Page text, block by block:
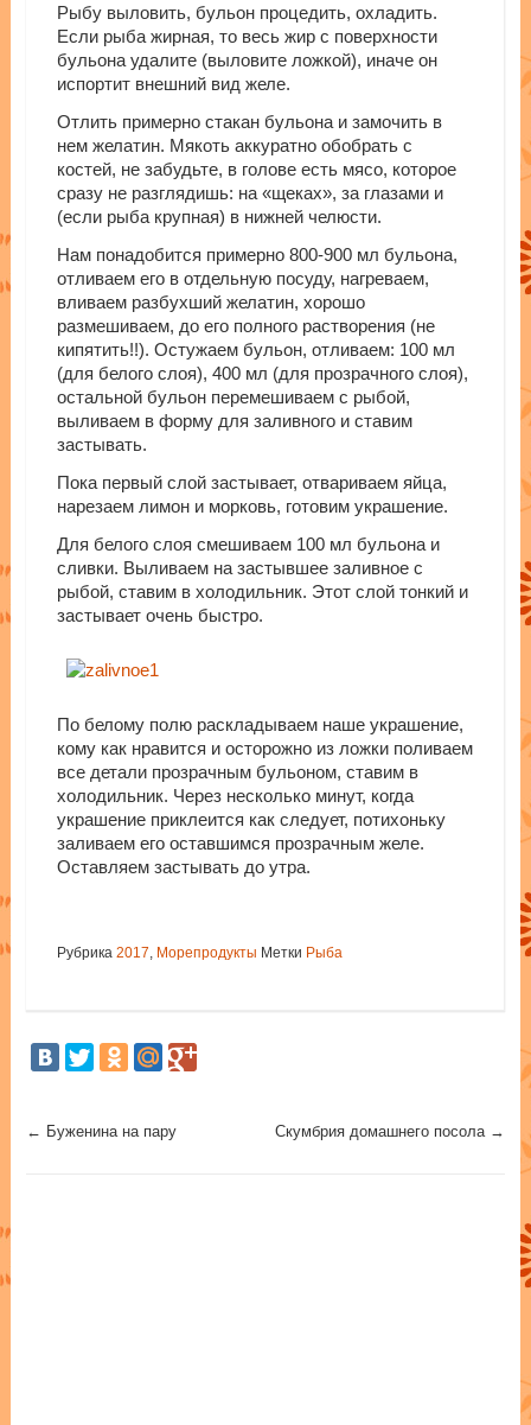
Рыбу выловить, бульон процедить, охладить.
Если рыба жирная, то весь жир с поверхности
бульона удалите (выловите ложкой), иначе он
испортит внешний вид желе.
Отлить примерно стакан бульона и замочить в
нем желатин. Мякоть аккуратно обобрать с
костей, не забудьте, в голове есть мясо, которое
сразу не разглядишь: на «щеках», за глазами и
(если рыба крупная) в нижней челюсти.
Нам понадобится примерно 800-900 мл бульона,
отливаем его в отдельную посуду, нагреваем,
вливаем разбухший желатин, хорошо
размешиваем, до его полного растворения (не
кипятить!!). Остужаем бульон, отливаем: 100 мл
(для белого слоя), 400 мл (для прозрачного слоя),
остальной бульон перемешиваем с рыбой,
выливаем в форму для заливного и ставим
застывать.
Пока первый слой застывает, отвариваем яйца,
нарезаем лимон и морковь, готовим украшение.
Для белого слоя смешиваем 100 мл бульона и
сливки. Выливаем на застывшее заливное с
рыбой, ставим в холодильник. Этот слой тонкий и
застывает очень быстро.
По белому полю раскладываем наше украшение,
кому как нравится и осторожно из ложки поливаем
все детали прозрачным бульоном, ставим в
холодильник. Через несколько минут, когда
украшение приклеится как следует, потихоньку
заливаем его оставшимся прозрачным желе.
Оставляем застывать до утра.
Рубрика 2017 Морепродукты Метки Рыба
Post navigation
← Буженина на пару Скумбрия домашнего посола →